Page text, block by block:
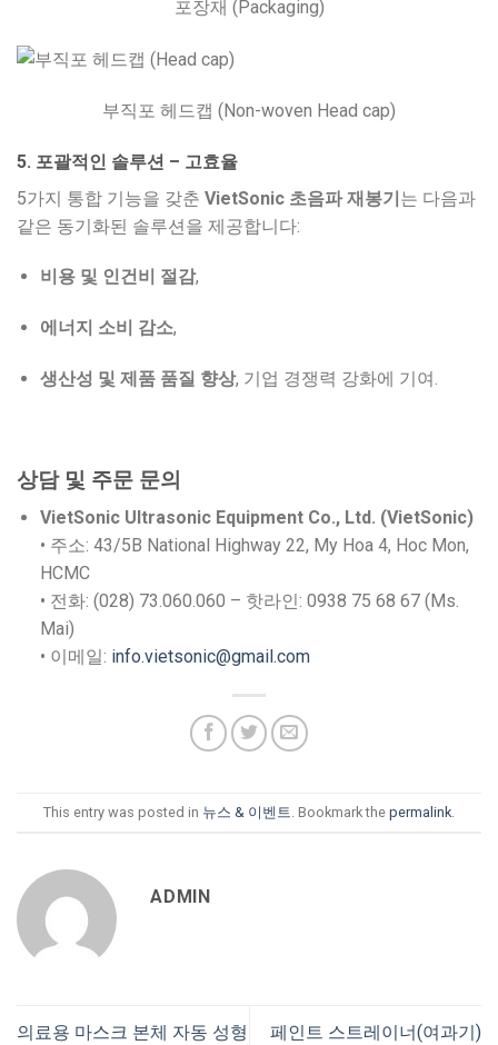
포장재 (Packaging)
부직포 헤드캡 (Non-woven Head cap)
5. 포괄적인 솔루션 – 고효율
5가지 통합 기능을 갖춘 VietSonic 초음파 재봉기는 다음과
같은 동기화된 솔루션을 제공합니다:
비용 및 인건비 절감,
에너지 소비 감소,
생산성 및 제품 품질 향상, 기업 경쟁력 강화에 기여.
상담 및 주문 문의
VietSonic Ultrasonic Equipment Co., Ltd. (VietSonic)
• 주소: 43/5B National Highway 22, My Hoa 4, Hoc Mon,
HCMC
• 전화: (028) 73.060.060 – 핫라인: 0938 75 68 67 (Ms.
Mai)
• 이메일: info.vietsonic@gmail.com
This entry was posted in 뉴스 & 이벤트 . Bookmark the permalink
ADMIN
의료용 마스크 본체 자동 성형
페인트 스트레이너(여과기)